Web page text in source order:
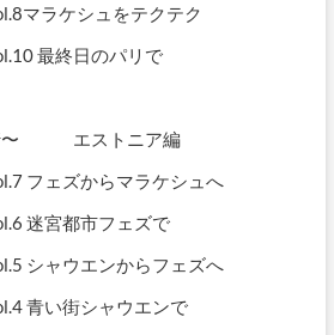
マラケシュをテクテク
最終日のパリで
行〜 エストニア編
フェズからマラケシュへ
迷宮都市フェズで
シャウエンからフェズへ
青い街シャウエンで